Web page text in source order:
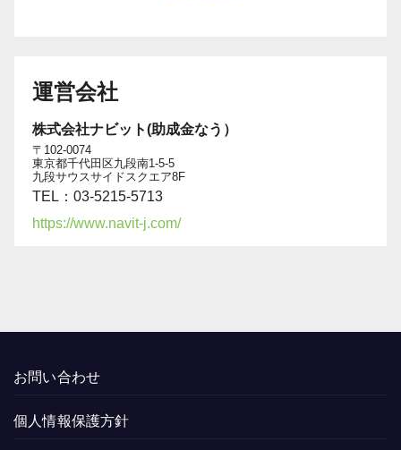
運営会社
株式会社ナビット(助成金なう）
〒102-0074
東京都千代田区九段南1-5-5
九段サウスサイドスクエア8F
TEL：03-5215-5713
https://www.navit-j.com/
お問い合わせ
個人情報保護方針